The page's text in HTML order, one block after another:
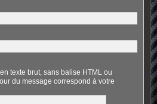
texte brut, sans balise HTML ou
du message correspond à votre